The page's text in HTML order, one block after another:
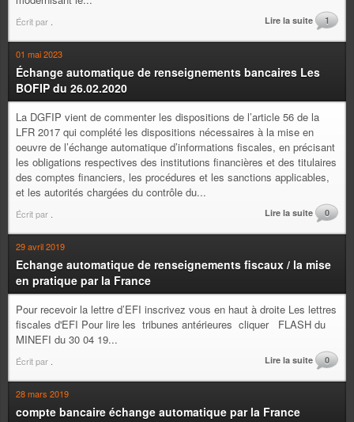
Écrit par Lire la suite 1
01 mai 2023
Échange automatique de renseignements bancaires Les
BOFIP du 26.02.2020
La DGFIP vient de commenter les dispositions de l’article 56 de la
LFR 2017 qui complété les dispositions nécessaires à la mise en
oeuvre de l’échange automatique d’informations fiscales, en précisant
les obligations respectives des institutions financières et des titulaires
des comptes financiers, les procédures et les sanctions applicables,
et les autorités chargées du contrôle du...
Écrit par Lire la suite 0
29 avril 2019
Echange automatique de renseignements fiscaux / la mise
en pratique par la France
Pour recevoir la lettre d’EFI inscrivez vous en haut à droite Les lettres
fiscales d'EFI Pour lire les tribunes antérieures cliquer FLASH du
MINEFI du 30 04 19...
Écrit par Lire la suite 0
28 mars 2019
compte bancaire échange automatique par la France